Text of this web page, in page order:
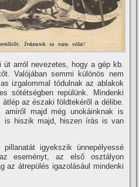
arról nevezetes, hogy a gép kb.
Valójában semmi különös nem
izgalommal tódulnak az ablakok
sötétségben repülünk. Mindenki
az északi földtekéről a délibe.
amiről majd még unokáinknak is
hiszik majd, hiszen í­rás is van
igyekszik ünnepélyessé
eseményt, az első osztályon
az átrepülés igazolásául mindenki